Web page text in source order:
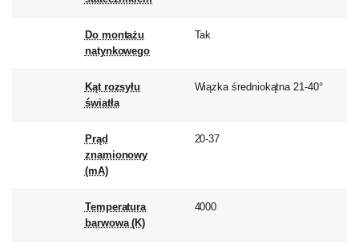
Do montażu
natynkowego
Tak
Kąt rozsyłu
światła
Wiązka średniokątna 21-40°
Prąd
znamionowy
(mA)
20-37
Temperatura
barwowa (K)
4000